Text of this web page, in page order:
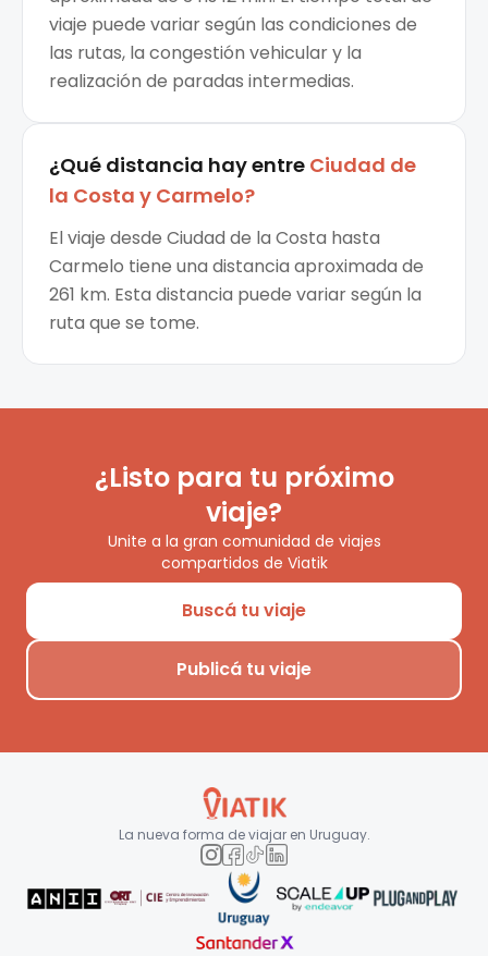
viaje puede variar según las condiciones de
las rutas, la congestión vehicular y la
realización de paradas intermedias.
¿Qué distancia hay entre Ciudad de
la Costa y Carmelo?
El viaje desde Ciudad de la Costa hasta
Carmelo tiene una distancia aproximada de
261 km. Esta distancia puede variar según la
ruta que se tome.
¿Listo para tu próximo
viaje?
Unite a la gran comunidad de viajes
compartidos de Viatik
Buscá tu viaje
Publicá tu viaje
La nueva forma de viajar en Uruguay.